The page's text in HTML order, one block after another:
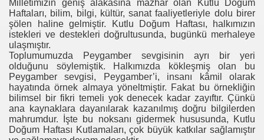
Milletimizin geniş alakasına mazhar olan Kutlu Doğum
Haftaları, bilim, bilgi, kültür, sanat faaliyetleriyle dolu birer
şölen haline gelmiştir. Kutlu Doğum Haftası, halkımızın
istekleri ve destekleri doğrultusunda, bugünkü merhaleye
ulaşmıştır.
Toplumumuzda Peygamber sevgisinin ayrı bir yeri
olduğunu söylemiştik. Halkımızda kökleşmiş olan bu
Peygamber sevgisi, Peygamber’i, insanı kâmil olarak
hayatında örnek almaya yöneltmiştir. Fakat bu örnekliğin
bilimsel bir fikri temeli yok denecek kadar zayıftır. Çünkü
ana kaynaklara dayanılarak kazanılmış doğru bilgilerden
mahrumdur. İşte bu noksanı gidermek hususunda, Kutlu
Doğum Haftası Kutlamaları, çok büyük katkılar sağlamıştır